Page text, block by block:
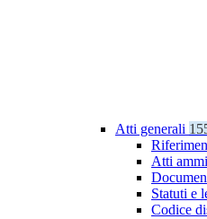
Atti generali
Atti
Statuti e
Codice